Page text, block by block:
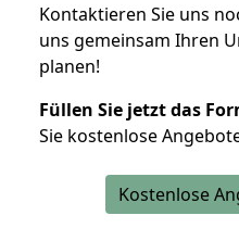
Kontaktieren Sie uns
uns gemeinsam Ihren
planen!
Füllen Sie jetzt das
Sie kostenlose
Kostenlose